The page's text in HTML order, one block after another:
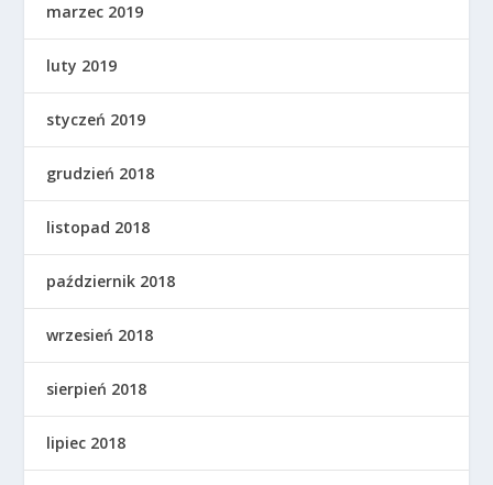
marzec 2019
luty 2019
styczeń 2019
grudzień 2018
listopad 2018
październik 2018
wrzesień 2018
sierpień 2018
lipiec 2018